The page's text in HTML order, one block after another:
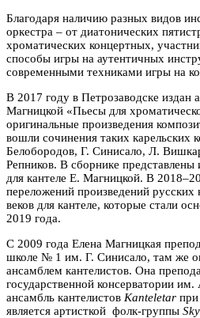
Благодаря наличию разных видов
оркестра – от диатонических
хроматических концертных,
способы игры на аутентичных
современными техниками игры на
В 2017 году в Петрозаводске издан
Магницкой «Пьесы для
оригинальные произведения
вошли сочинения таких карельских
Белобородов, Г. Синисало, Л.
Репников. В сборнике представлены
для кантеле Е. Магницкой. В
переложений произведений
веков для кантеле, которые стали
2019 года.
С 2009 года Елена Магницкая
школе № 1 им. Г. Синисало, там же
ансамблем кантелистов. Она
государственной консерватории
ансамбль кантелистов Kanteletar при
является артисткой фолк-группы